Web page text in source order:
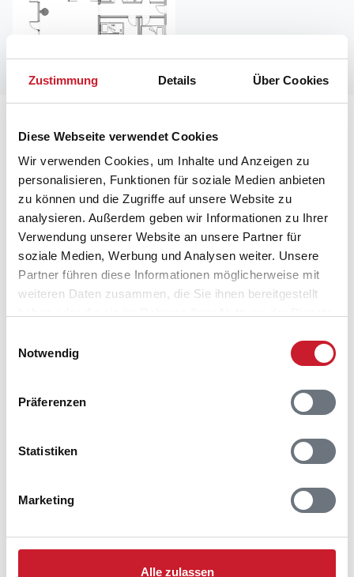
Zustimmung Details Über Cookies
Diese Webseite verwendet Cookies
Wir verwenden Cookies, um Inhalte und Anzeigen zu
personalisieren, Funktionen für soziale Medien anbieten
zu können und die Zugriffe auf unsere Website zu
analysieren. Außerdem geben wir Informationen zu Ihrer
Verwendung unserer Website an unsere Partner für
soziale Medien, Werbung und Analysen weiter. Unsere
Partner führen diese Informationen möglicherweise mit
weiteren Daten zusammen, die Sie ihnen bereitgestellt
Notwendig
Präferenzen
Statistiken
Marketing
Alle zulassen
Adresse
Ferienhaus B2119
Midtvej 37
Bjerregård
6960 Hvide Sande